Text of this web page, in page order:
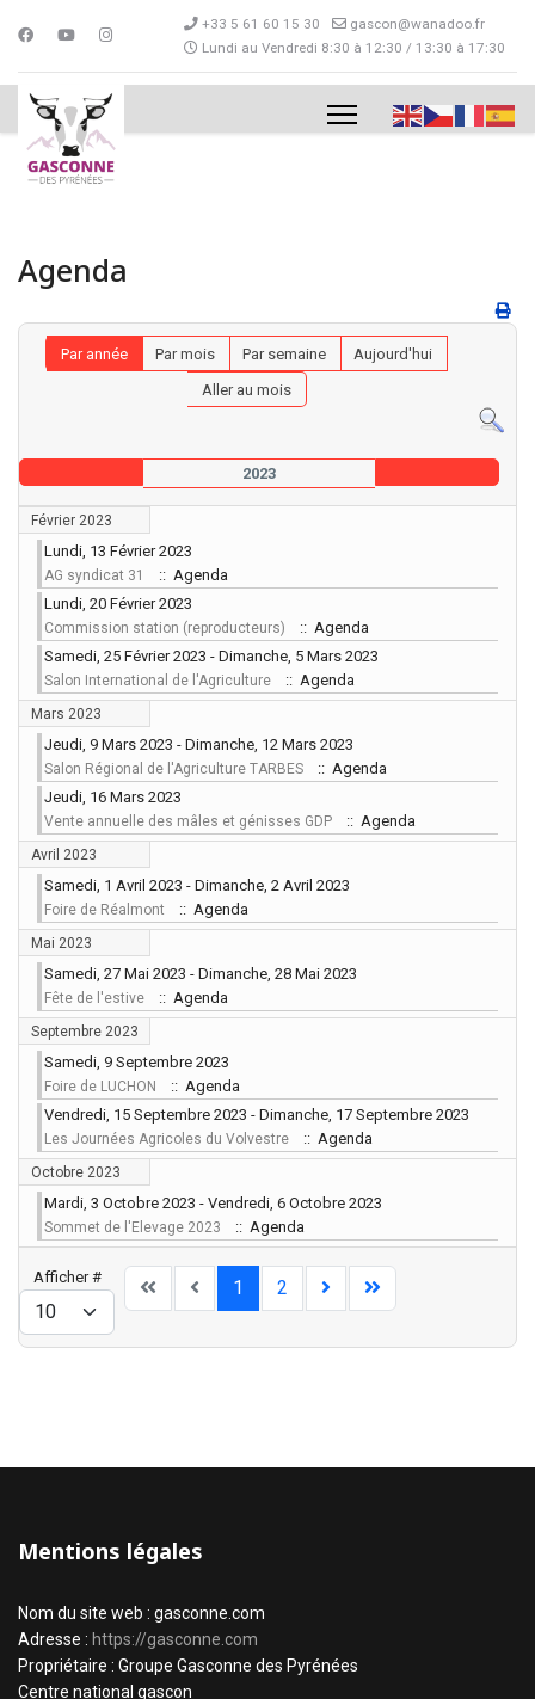
+33 5 61 60 15 30
gascon@wanadoo.fr
Lundi au Vendredi 8:30 à 12:30 / 13:30 à 17:30
Agenda
Par année Par mois Par semaine
Aujourd'hui
Aller au mois
2023
Février 2023
Lundi, 13 Février 2023
AG syndicat 31
:: Agenda
Lundi, 20 Février 2023
Commission station (reproducteurs)
:: Agenda
Samedi, 25 Février 2023 - Dimanche, 5 Mars 2023
Salon International de l'Agriculture :: Agenda
Mars 2023
Jeudi, 9 Mars 2023 - Dimanche, 12 Mars 2023
Salon Régional de l'Agriculture TARBES
:: Agenda
Jeudi, 16 Mars 2023
Vente annuelle des mâles et génisses GDP :: Agenda
Avril 2023
Samedi, 1 Avril 2023 - Dimanche, 2 Avril 2023
Foire de Réalmont :: Agenda
Mai 2023
Samedi, 27 Mai 2023 - Dimanche, 28 Mai 2023
Fête de l'estive :: Agenda
Septembre 2023
Samedi, 9 Septembre 2023
Foire de LUCHON
:: Agenda
Vendredi, 15 Septembre 2023 - Dimanche, 17 Septembre 2023
Les Journées Agricoles du Volvestre :: Agenda
Octobre 2023
Mardi, 3 Octobre 2023 - Vendredi, 6 Octobre 2023
Sommet de l'Elevage 2023 :: Agenda
Limite de la pagination
Afficher # 1 2
Mentions légales
Nom du site web : gasconne.com
Adresse : https://gasconne.com
Propriétaire : Groupe Gasconne des Pyrénées
Centre national gascon